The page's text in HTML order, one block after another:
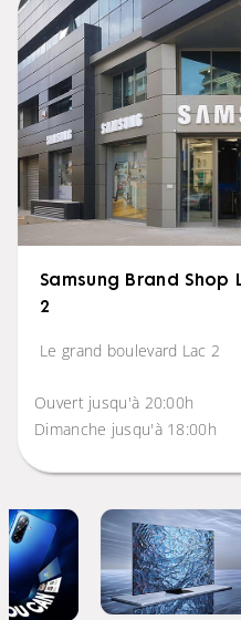
Samsung Brand Shop
2
Le grand boulevard Lac 2
Ouvert jusqu'à 20:00h
Dimanche jusqu'à 18:00h